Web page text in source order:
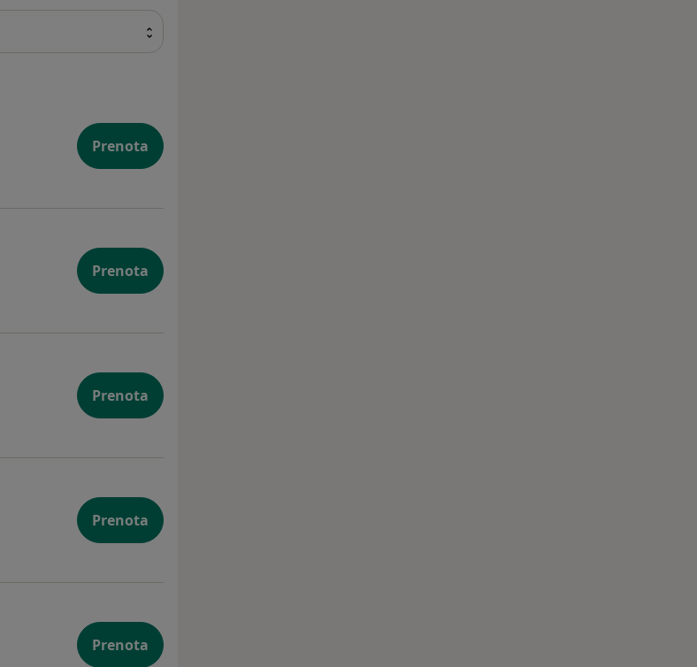
Prenota
Prenota
Prenota
Prenota
Prenota